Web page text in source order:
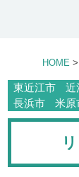
HOME >
東近江市 近
長浜市
米原